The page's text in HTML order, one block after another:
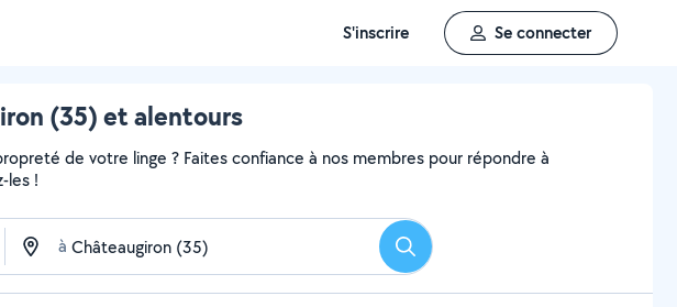
S'inscrire Se connecter
(35) et alentours
de votre linge ? Faites confiance à nos membres pour répondre à
les !
à Rechercher